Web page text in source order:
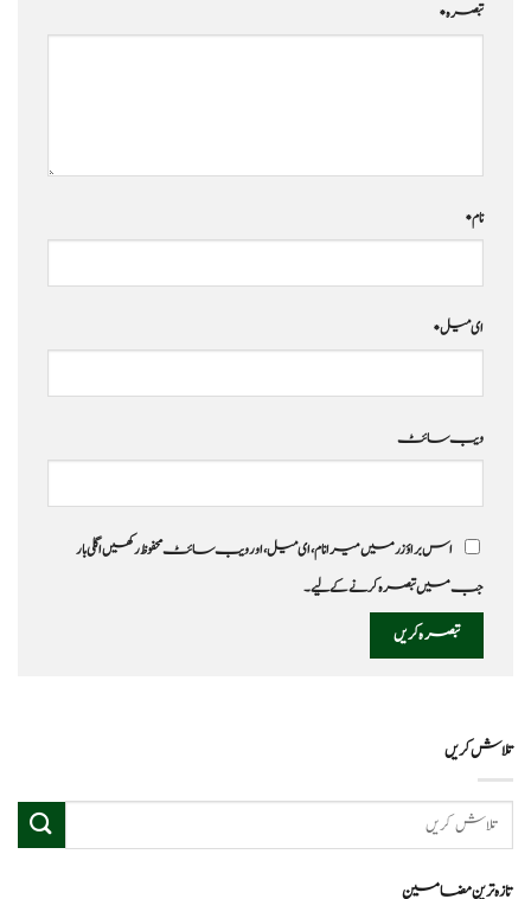
تبصرہ*
نام*
ای میل*
ویب‌ سائٹ
اس براؤزر میں میرا نام، ای میل، اور ویب سائٹ محفوظ رکھیں اگلی بار
جب میں تبصرہ کرنے کےلیے۔
تلاش کریں
تازہ ترین مضامین